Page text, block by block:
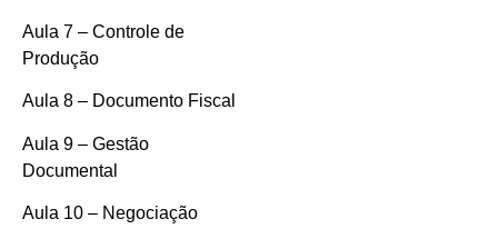
Aula 7 – Controle de
Produção
Aula 8 – Documento Fiscal
Aula 9 – Gestão
Documental
Aula 10 – Negociação